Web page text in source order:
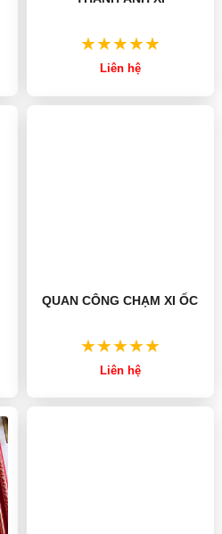
Liên hệ
QUAN CÔNG CHẠM XI ỐC
Liên hệ